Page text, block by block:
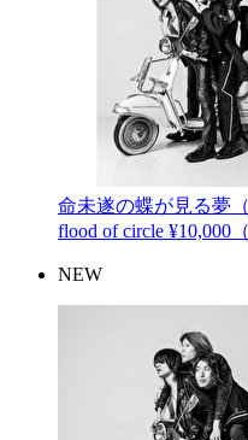
命未遂の蝶が見る夢
flood of circle ¥10,000
NEW